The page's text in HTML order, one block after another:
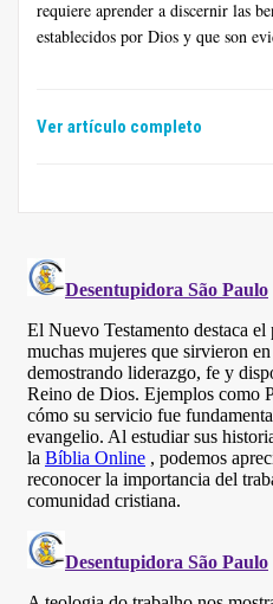
requiere aprender a discernir las
establecidos por Dios y que son
Ver artículo completo